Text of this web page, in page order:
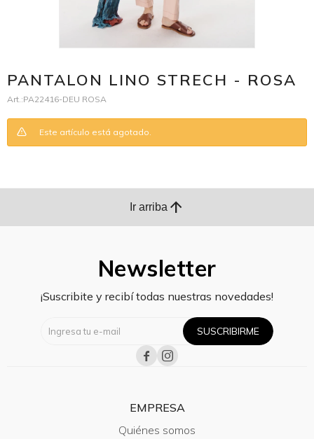
PANTALON LINO STRECH - ROSA
PA22416-DEU ROSA
Este artículo está agotado.
Ir arriba arrow_upward
Newsletter
¡Suscribite y recibí todas nuestras novedades!
SUSCRIBIRME
 
EMPRESA
Quiénes somos